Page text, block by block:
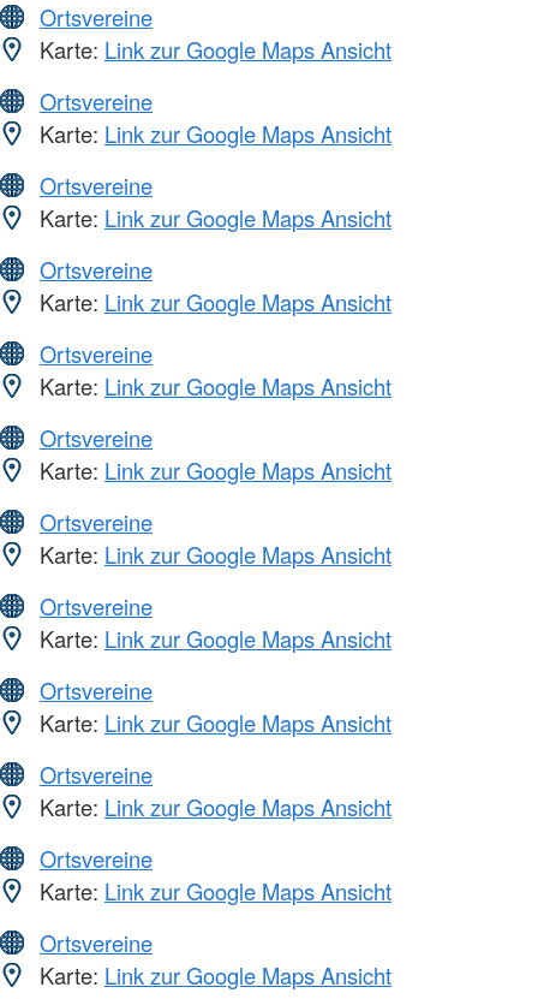
Ortsvereine
Karte: Link zur Google Maps Ansicht
Ortsvereine
Karte: Link zur Google Maps Ansicht
Ortsvereine
Karte: Link zur Google Maps Ansicht
Ortsvereine
Karte: Link zur Google Maps Ansicht
Ortsvereine
Karte: Link zur Google Maps Ansicht
Ortsvereine
Karte: Link zur Google Maps Ansicht
Ortsvereine
Karte: Link zur Google Maps Ansicht
Ortsvereine
Karte: Link zur Google Maps Ansicht
Ortsvereine
Karte: Link zur Google Maps Ansicht
Ortsvereine
Karte: Link zur Google Maps Ansicht
Ortsvereine
Karte: Link zur Google Maps Ansicht
Ortsvereine
Karte: Link zur Google Maps Ansicht